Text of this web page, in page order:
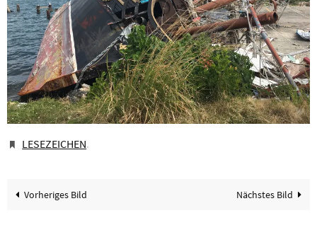
LESEZEICHEN.
Vorheriges Bild Nächstes Bild